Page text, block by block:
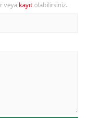
veya kayıt olabilirsiniz.